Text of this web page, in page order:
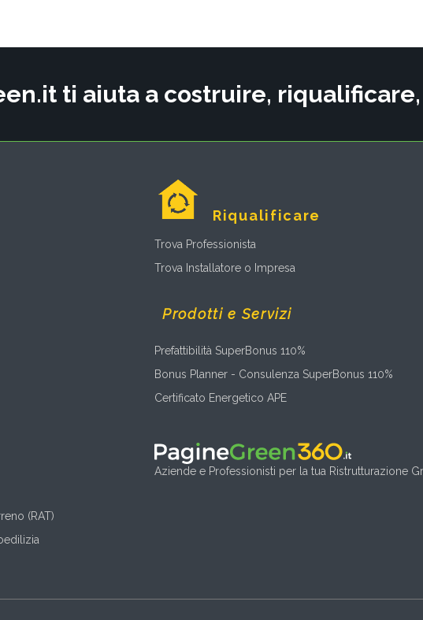
ti aiuta a costruire,
(RAT)
Riqualificare
Trova Professionista
Trova Installatore o Impresa
Prodotti e Servizi
Prefattibilità SuperBonus 110%
Bonus Planner - Consulenza SuperBonus 110%
Certificato Energetico APE
Aziende e Professionisti per la tua Ristrutturazione